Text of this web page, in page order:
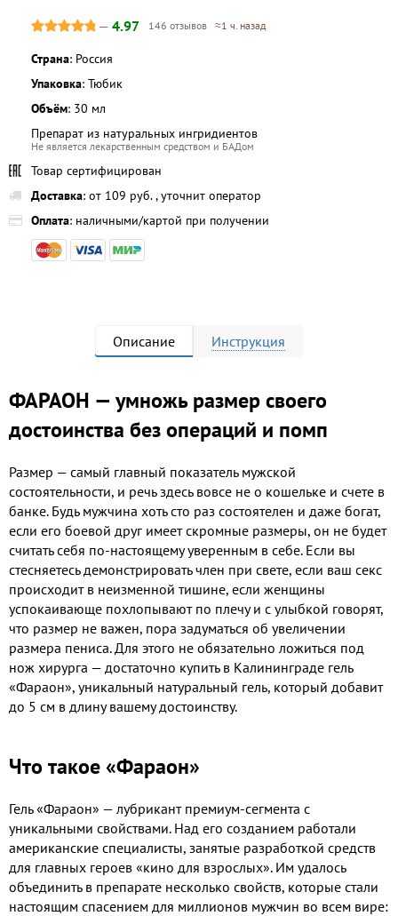
— 4.97 146 отзывов ≈1 ч. назад
Страна: Россия
Упаковка: Тюбик
Объём: 30 мл
Препарат из натуральных ингридиентов
Не является лекарственным средством и БАДом
Товар сертифицирован
Доставка: от 109 руб. , уточнит оператор
Оплата: наличными/картой при получении
Описание Инструкция
ФАРАОН — умножь размер своего
достоинства без операций и помп
Размер — самый главный показатель мужской
состоятельности, и речь здесь вовсе не о кошельке и счете в
банке. Будь мужчина хоть сто раз состоятелен и даже богат,
если его боевой друг имеет скромные размеры, он не будет
считать себя по-настоящему уверенным в себе. Если вы
стесняетесь демонстрировать член при свете, если ваш секс
происходит в неизменной тишине, если женщины
успокаивающе похлопывают по плечу и с улыбкой говорят,
что размер не важен, пора задуматься об увеличении
размера пениса. Для этого не обязательно ложиться под
нож хирурга — достаточно купить в Калининграде гель
«Фараон», уникальный натуральный гель, который добавит
до 5 см в длину вашему достоинству.
Что такое «Фараон»
Гель «Фараон» — лубрикант премиум-сегмента с
уникальными свойствами. Над его созданием работали
американские специалисты, занятые разработкой средств
для главных героев «кино для взрослых». Им удалось
объединить в препарате несколько свойств, которые стали
настоящим спасением для миллионов мужчин во всем вире: